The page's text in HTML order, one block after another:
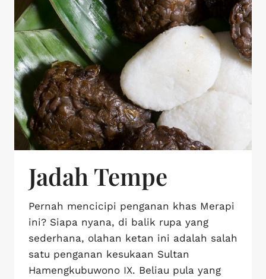
Jadah Tempe
Pernah mencicipi penganan khas Merapi
ini? Siapa nyana, di balik rupa yang
sederhana, olahan ketan ini adalah salah
satu penganan kesukaan Sultan
Hamengkubuwono IX. Beliau pula yang